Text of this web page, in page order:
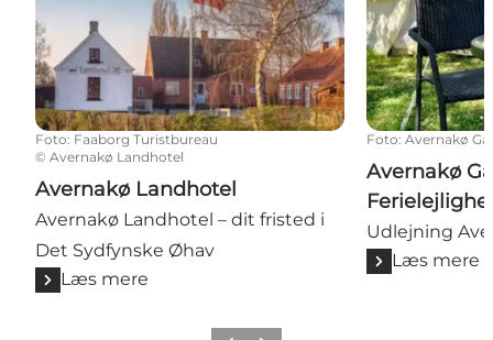
Foto: Faaborg Turistbureau
© Avernakø Landhotel
Avernakø Landhotel
Avernakø Landhotel – dit fristed i
Det Sydfynske Øhav
Læs mere
Foto: Avernakø
Avernakø
Udlejning
Læs mere